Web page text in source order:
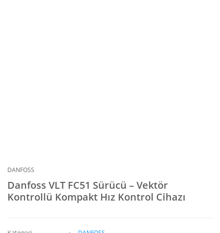
DANFOSS
Danfoss VLT FC51 Sürücü – Vektör
Kontrollü Kompakt Hız Kontrol Cihazı